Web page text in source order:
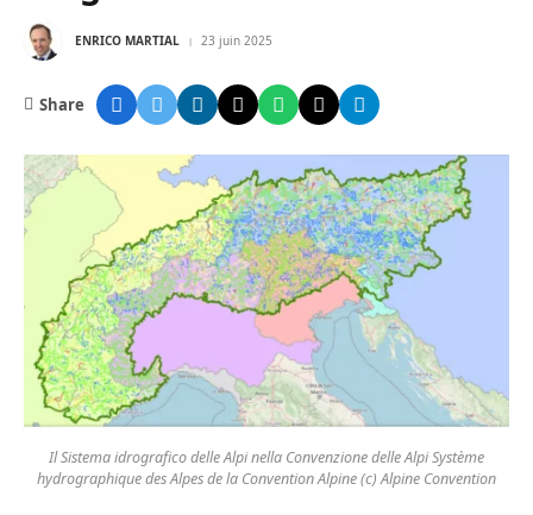
ENRICO MARTIAL 23 juin 2025
Share
Il Sistema idrografico delle Alpi nella Convenzione delle Alpi Système
hydrographique des Alpes de la Convention Alpine (c) Alpine Convention